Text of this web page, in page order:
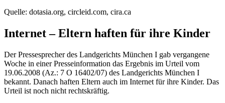
Quelle: dotasia.org, circleid.com, cira.ca
Internet – Eltern haften für ihre Kinder
Der Pressesprecher des Landgerichts München I gab vergangene
Woche in einer Presseinformation das Ergebnis im Urteil vom
19.06.2008 (Az.: 7 O 16402/07) des Landgerichts München I
bekannt. Danach haften Eltern auch im Internet für ihre Kinder. Das
Urteil ist noch nicht rechtskräftig.